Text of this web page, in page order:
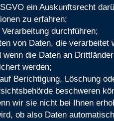
ein Auskunftsrecht
zu erfahren:
durchführen;
von Daten, die verarbeitet
die Daten an
werden;
Berichtigung, Löschung
beschweren
wir sie nicht bei Ihnen
ob also Daten